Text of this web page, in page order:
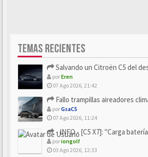
TEMAS RECIENTES
Salvando un Citroën C5 del desguace:
porEren
07 Ago 2026, 21:42
Fallo trampillas aireadores
porGsaC5
07 Ago 2026, 11:24
- INFO - [C5 X7]: "Carga batería o
poriongolf
03 Ago 2026, 12:33